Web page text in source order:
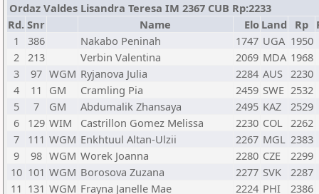
Ordaz Valdes Lisandra Teresa IM 2367 CUB Rp:2233
Rd. Snr Name Elo Land Rp
1
386 Nakabo Peninah 1747 UGA 1950
2 213 Verbin Valentina 2069 MDA 1968
3
97 WGM Ryjanova Julia 2284 AUS 2230
4
11 GM Cramling Pia 2459 SWE 2532
5
7 GM Abdumalik Zhansaya 2495 KAZ
2529
6
129 WIM Castrillon Gomez Melissa 2230 COL 2262
7
111 WGM Enkhtuul Altan-Ulzii 2267 MGL 2383
9
98 WGM Worek Joanna 2280 CZE
2299
10 101 WGM Borosova Zuzana 2277 SVK
2287
11 131 WGM Frayna Janelle Mae 2224 PHI
2386